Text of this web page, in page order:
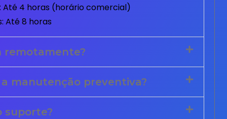
Até 4 horas (horário comercial)
Até 8 horas
remotamente?
manutenção preventiva?
suporte?